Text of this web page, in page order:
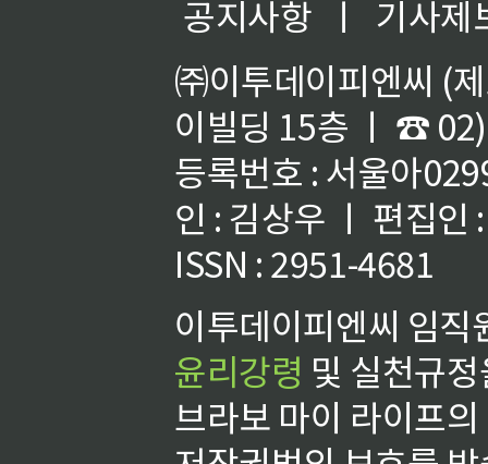
공지사항
ㅣ
기사제
㈜이투데이피엔씨 (
이빌딩 15층 ㅣ ☎
등록번호 : 서울아
인 : 김상우 ㅣ 편집인
ISSN : 2951-4681
이투데이피엔씨 임
윤리강령 및 실천규
브라보 마이 라이프